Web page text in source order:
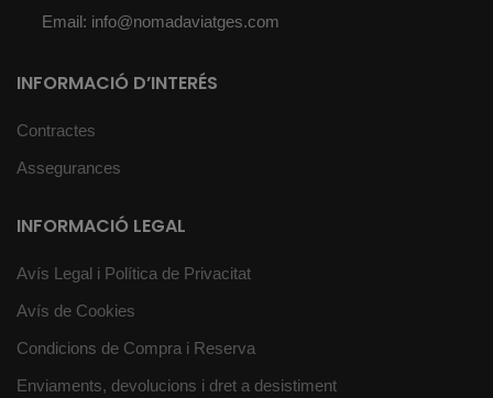
Email: info@nomadaviatges.com
INFORMACIÓ D’INTERÉS
Contractes
Assegurances
INFORMACIÓ LEGAL
Avís Legal i Política de Privacitat
Avís de Cookies
Condicions de Compra i Reserva
Enviaments, devolucions i dret a desistiment